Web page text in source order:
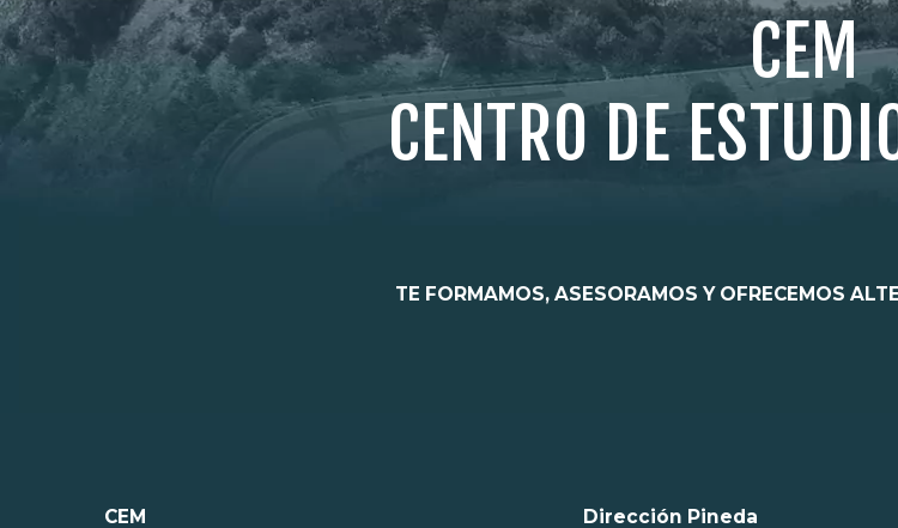
CEM
CENTRO DE
TE FORMAMOS, ASESORAMOS Y OFRECEMOS
CEM
Dirección Pineda